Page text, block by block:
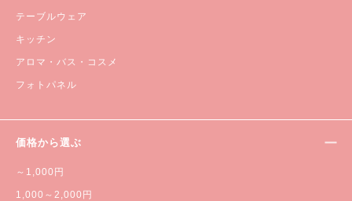
テーブルウェア
キッチン
アロマ・バス・コスメ
フォトパネル
価格から選ぶ
～1,000円
1,000～2,000円